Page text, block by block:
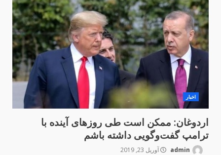
اخبار
اردوغان: ممکن است طی روزهای آینده با
ترامپ گفت‌وگویی داشته باشم
آوریل 23, 2019